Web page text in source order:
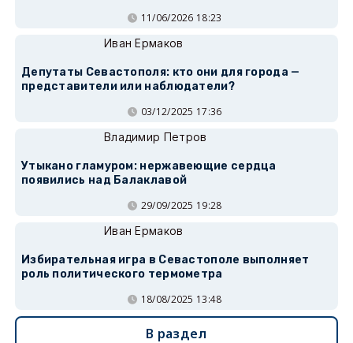
11/06/2026 18:23
Иван Ермаков
Депутаты Севастополя: кто они для города —
представители или наблюдатели?
03/12/2025 17:36
Владимир Петров
Утыкано гламуром: нержавеющие сердца
появились над Балаклавой
29/09/2025 19:28
Иван Ермаков
Избирательная игра в Севастополе выполняет
роль политического термометра
18/08/2025 13:48
В раздел